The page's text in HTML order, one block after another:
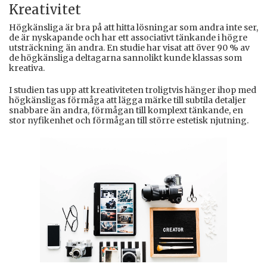
Kreativitet
Högkänsliga är bra på att hitta lösningar som andra inte ser,
de är nyskapande och har ett associativt tänkande i högre
utsträckning än andra. En studie har visat att över 90 % av
de högkänsliga deltagarna sannolikt kunde klassas som
kreativa.
I studien tas upp att kreativiteten troligtvis hänger ihop med
högkänsligas förmåga att lägga märke till subtila detaljer
snabbare än andra, förmågan till komplext tänkande, en
stor nyfikenhet och förmågan till större estetisk njutning.